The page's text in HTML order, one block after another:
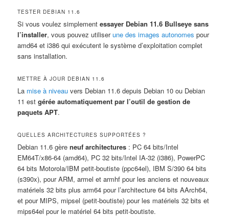
TESTER DEBIAN 11.6
Si vous voulez simplementessayer Debian 11.6 Bullseye sans
l’installer, vous pouvez utiliserune des images autonomes pour
amd64 et i386 qui exécutent le système d’exploitation complet
sans installation.
METTRE À JOUR DEBIAN 11.6
La mise à niveau vers Debian 11.6 depuis Debian 10 ou Debian
11 estgérée automatiquement par l’outil de gestion de
paquets APT.
QUELLES ARCHITECTURES SUPPORTÉES ?
Debian 11.6 gèreneuf architectures : PC 64 bits/Intel
EM64T/x86-64 (amd64), PC 32 bits/Intel IA-32 (i386), PowerPC
64 bits Motorola/IBM petit-boutiste (ppc64el), IBM S/390 64 bits
(s390x), pour ARM, armel et armhf pour les anciens et nouveaux
matériels 32 bits plus arm64 pour l’architecture 64 bits AArch64,
et pour MIPS, mipsel (petit-boutiste) pour les matériels 32 bits et
mips64el pour le matériel 64 bits petit-boutiste.